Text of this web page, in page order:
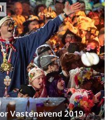
Vastenavend 2019